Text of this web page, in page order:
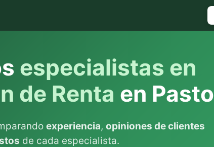
especialistas en
de Renta en Pasto
experiencia, opiniones de clientes
de cada especialista.